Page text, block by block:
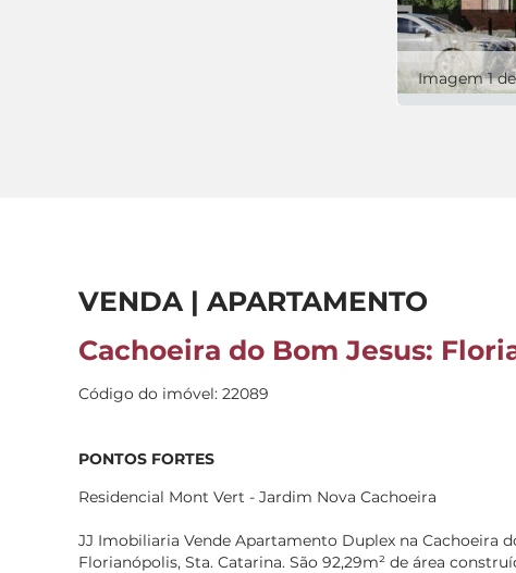
Imagem 1
VENDA | APARTAMENTO
Cachoeira do Bom Jesus:
Código do imóvel: 22089
PONTOS FORTES
Residencial Mont Vert - Jardim Nova Cachoeira
JJ Imobiliaria Vende Apartamento Duplex na Cachoeira
Florianópolis, Sta. Catarina. São 92,29m² de área